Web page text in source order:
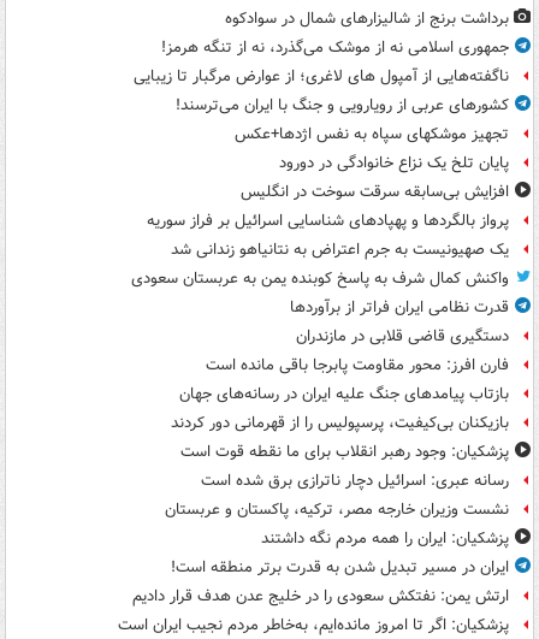
برداشت برنج از شالیزارهای شمال در سوادکوه
جمهوری اسلامی نه از موشک می‌گذرد، نه از تنگه هرمز!
ناگفته‌هایی از آمپول های لاغری؛ از عوارض مرگبار تا زیبایی
کشورهای عربی از رویارویی و جنگ با ایران می‌ترسند!
تجهیز موشکهای سپاه به نفس اژدها+عکس
پایان تلخ یک نزاع خانوادگی در دورود
افزایش بی‌سابقه سرقت سوخت در انگلیس
پرواز بالگردها و پهپادهای شناسایی اسرائیل بر فراز سوریه
یک صهیونیست به جرم اعتراض به نتانیاهو زندانی شد
واکنش کمال شرف به پاسخ کوبنده یمن به عربستان سعودی
قدرت نظامی ایران فراتر از برآوردها
دستگیری قاضی قلابی در مازندران
فارن افرز: محور مقاومت پابرجا باقی مانده است
بازتاب پیامدهای جنگ علیه ایران در رسانه‌های جهان
بازیکنان بی‌کیفیت، پرسپولیس را از قهرمانی دور کردند
پزشکیان: وجود رهبر انقلاب برای ما نقطه قوت است
رسانه عبری: اسرائیل دچار ناترازی برق شده است
نشست وزیران خارجه مصر، ترکیه، پاکستان و عربستان
پزشکیان: ایران را همه مردم نگه داشتند
ایران در مسیر تبدیل شدن به قدرت برتر منطقه است!
ارتش یمن: نفتکش سعودی را در خلیج عدن هدف قرار دادیم
پزشکیان: اگر تا امروز مانده‌ایم، به‌خاطر مردم نجیب ایران است